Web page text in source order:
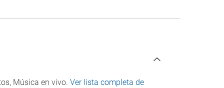
Música en vivo. Ver lista completa de